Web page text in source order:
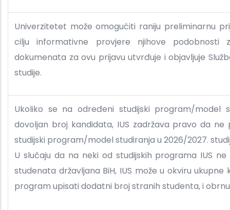
Univerzitetet može omogućiti raniju preliminarnu
cilju informativne provjere njihove podobnosti
dokumenata za ovu prijavu utvrđuje i objavljuje
studije.
Ukoliko se na određeni studijski program/model
dovoljan broj kandidata, IUS zadržava pravo da
studijski program/model studiranja u 2026/2027.
U slučaju da na neki od studijskih programa IUS
studenata državljana BiH, IUS može u okviru
program upisati dodatni broj stranih studenta, i